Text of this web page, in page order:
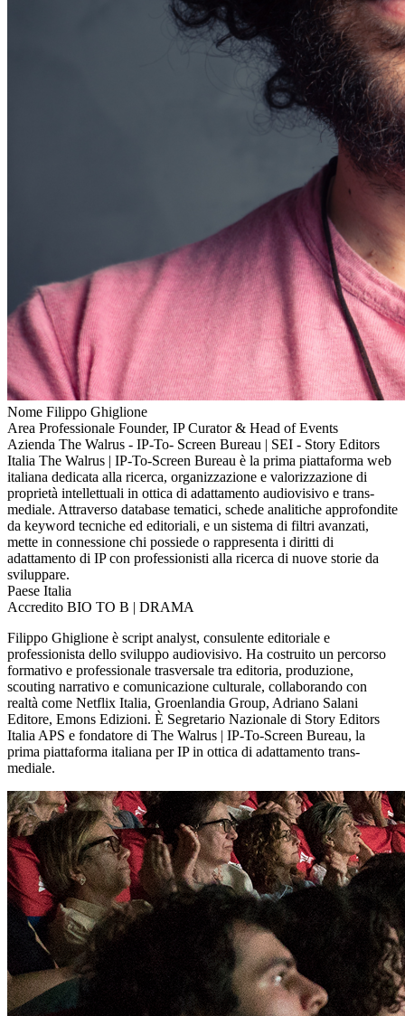
Nome Filippo Ghiglione
Area Professionale Founder, IP Curator & Head of Events
Azienda The Walrus - IP-To- Screen Bureau | SEI - Story Editors
Italia The Walrus | IP-To-Screen Bureau è la prima piattaforma web
italiana dedicata alla ricerca, organizzazione e valorizzazione di
proprietà intellettuali in ottica di adattamento audiovisivo e trans-
mediale. Attraverso database tematici, schede analitiche approfondite
da keyword tecniche ed editoriali, e un sistema di filtri avanzati,
mette in connessione chi possiede o rappresenta i diritti di
adattamento di IP con professionisti alla ricerca di nuove storie da
sviluppare.
Paese Italia
Accredito BIO TO B | DRAMA
Filippo Ghiglione è script analyst, consulente editoriale e
professionista dello sviluppo audiovisivo. Ha costruito un percorso
formativo e professionale trasversale tra editoria, produzione,
scouting narrativo e comunicazione culturale, collaborando con
realtà come Netflix Italia, Groenlandia Group, Adriano Salani
Editore, Emons Edizioni. È Segretario Nazionale di Story Editors
Italia APS e fondatore di The Walrus | IP-To-Screen Bureau, la
prima piattaforma italiana per IP in ottica di adattamento trans-
mediale.